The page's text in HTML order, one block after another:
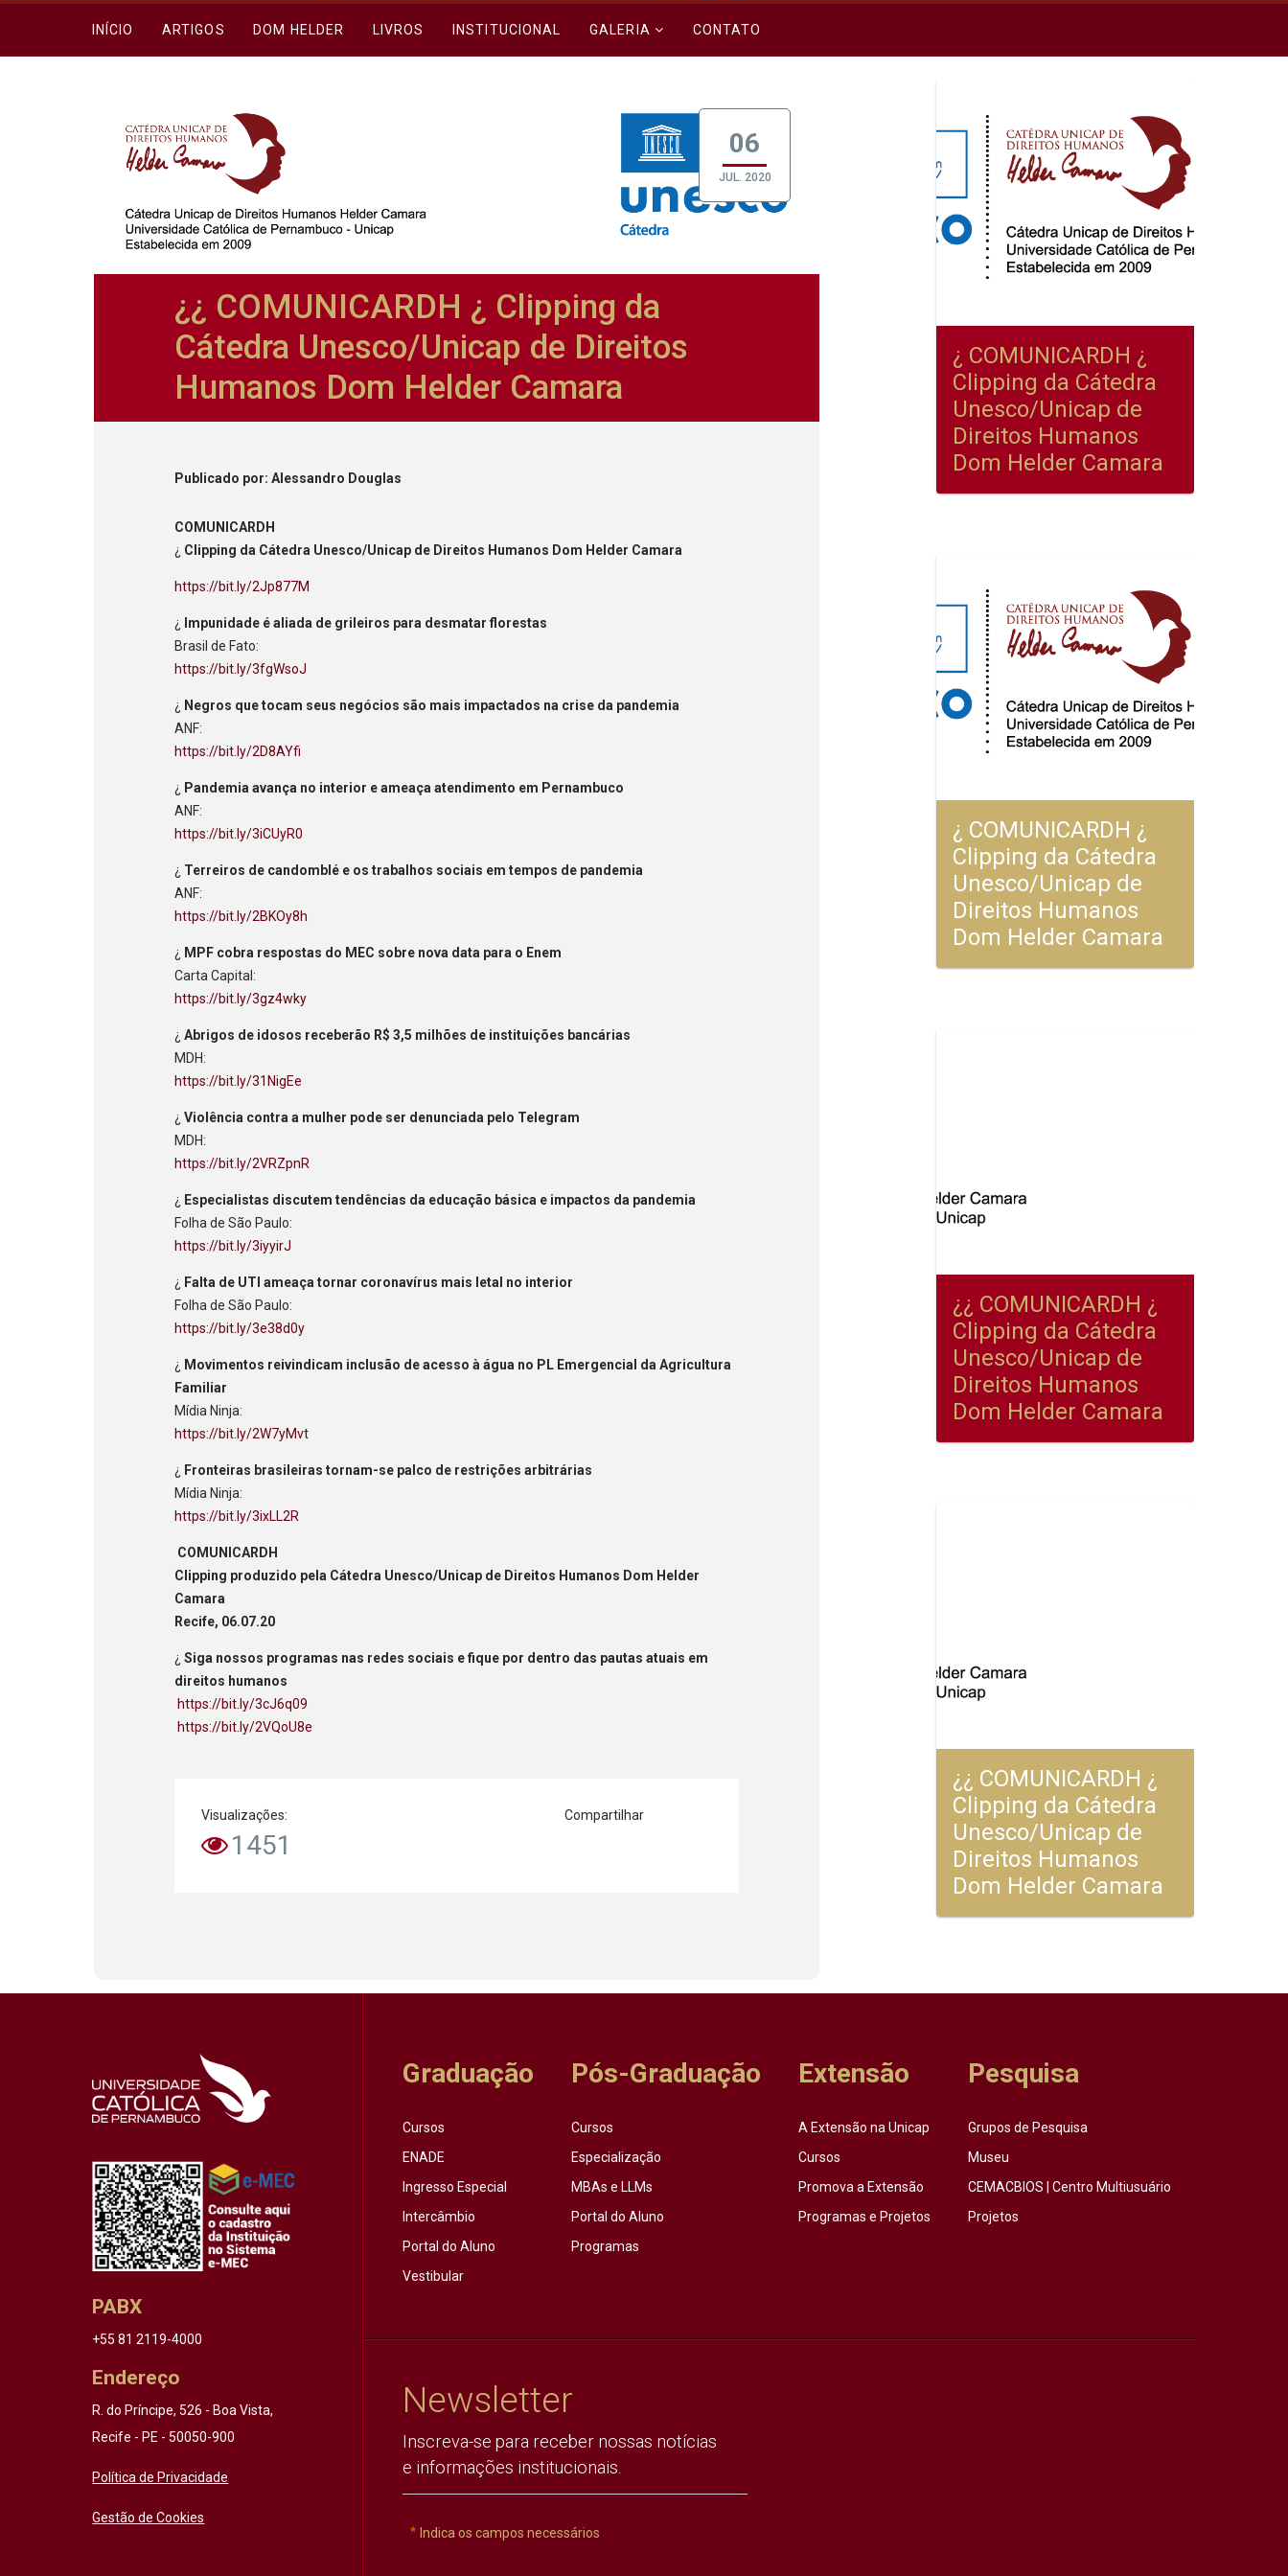
INÍCIO ARTIGOS DOM HELDER LIVROS INSTITUCIONAL GALERIA CONTATO
06
JUL. 2020
¿¿ COMUNICARDH ¿ Clipping da
Cátedra Unesco/Unicap de Direitos
Humanos Dom Helder Camara
Publicado por: Alessandro Douglas
COMUNICARDH
¿ Clipping da Cátedra Unesco/Unicap de Direitos Humanos Dom Helder Camara
https://bit.ly/2Jp877M
¿
Impunidade é aliada de grileiros para desmatar florestas
Brasil de Fato:
https://bit.ly/3fgWsoJ
¿ Negros que tocam seus negócios são mais impactados na crise da pandemia
ANF:
https://bit.ly/2D8AYfi
¿ Pandemia avança no interior e ameaça atendimento em Pernambuco
ANF:
https://bit.ly/3iCUyR0
¿ Terreiros de candomblé e os trabalhos sociais em tempos de pandemia
ANF:
https://bit.ly/2BKOy8h
¿ MPF cobra respostas do MEC sobre nova data para o Enem
Carta Capital:
https://bit.ly/3gz4wky
¿Abrigos de idosos receberão R$ 3,5 milhões de instituições bancárias
MDH:
https://bit.ly/31NigEe
¿Violência contra a mulher pode ser denunciada pelo Telegram
MDH:
https://bit.ly/2VRZpnR
¿ Especialistas discutem tendências da educação básica e impactos da pandemia
Folha de São Paulo:
https://bit.ly/3iyyirJ
¿ Falta de UTI ameaça tornar coronavírus mais letal no interior
Folha de São Paulo:
https://bit.ly/3e38d0y
¿ Movimentos reivindicam inclusão de acesso à água no PL Emergencial da Agricultura
Familiar
Mídia Ninja:
https://bit.ly/2W7yMvt
¿ Fronteiras brasileiras tornam-se palco de restrições arbitrárias
Mídia Ninja:
https://bit.ly/3ixLL2R
COMUNICARDH
Clipping produzido pela Cátedra Unesco/Unicap de Direitos Humanos Dom Helder
Camara
Recife, 06.07.20
¿Siga nossos programas nas redes sociais e fique por dentro das pautas atuais em
direitos humanos
https://bit.ly/3cJ6q09
https://bit.ly/2VQoU8e
Visualizações:
1451
Compartilhar
¿ COMUNICARDH ¿
Clipping da Cátedra
Unesco/Unicap de
Direitos Humanos
Dom Helder Camara
¿ COMUNICARDH ¿
Clipping da Cátedra
Unesco/Unicap de
Direitos Humanos
Dom Helder Camara
¿¿ COMUNICARDH ¿
Clipping da Cátedra
Unesco/Unicap de
Direitos Humanos
Dom Helder Camara
¿¿ COMUNICARDH ¿
Clipping da Cátedra
Unesco/Unicap de
Direitos Humanos
Dom Helder Camara
PABX
+55 81 2119-4000
Endereço
R. do Príncipe, 526 - Boa Vista,
Recife - PE - 50050-900
Política de Privacidade
Gestão de Cookies
Graduação
Cursos
ENADE
Ingresso Especial
Intercâmbio
Portal do Aluno
Vestibular
Pós-Graduação
Cursos
Especialização
MBAs e LLMs
Portal do Aluno
Programas
Extensão
A Extensão na Unicap
Cursos
Promova a Extensão
Programas e Projetos
Pesquisa
Grupos de Pesquisa
Museu
CEMACBIOS | Centro Multiusuário
Projetos
Newsletter
Inscreva-se para receber nossas notícias
e informações institucionais.
Indica os campos necessários